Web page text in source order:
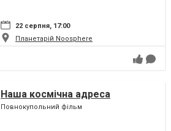
22 серпня, 17:00
Планетарій Noosphere
Наша космічна адреса
Повнокупольний фільм